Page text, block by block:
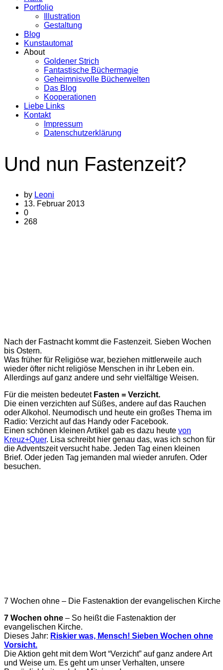
Portfolio
Illustration
Gestaltung
Blog
Kunstautomat
About
Goldener Strich
Fantastische Büchermagie
Geheimnisvolle Bücherwelten
Das Blog
Kooperationen
Liebe Links
Kontakt
Impressum
Datenschutzerklärung
Und nun Fastenzeit?
by Leoni
13. Februar 2013
0
268
Nach der Fastnacht kommt die Fastenzeit. Sieben Wochen
bis Ostern.
Was früher für Religiöse war, beziehen mittlerweile auch
wieder öfter nicht religiöse Menschen in ihr Leben ein.
Allerdings auf ganz andere und sehr vielfältige Weisen.
Für die meisten bedeutet Fasten = Verzicht.
Die einen verzichten auf Süßes, andere auf das Rauchen
oder Alkohol. Neumodisch und heute ein großes Thema im
Radio: Verzicht auf das Handy oder Facebook.
Einen schönen kleinen Artikel gab es dazu heute von
Kreuz+Quer. Lisa schreibt hier genau das, was ich schon für
die Adventszeit versucht habe. Jeden Tag einen kleinen
Brief. Oder jeden Tag jemanden mal wieder anrufen. Oder
besuchen.
7 Wochen ohne – Die Fastenaktion der evangelischen Kirche
7 Wochen ohne – So heißt die Fastenaktion der
evangelischen Kirche.
Dieses Jahr: Riskier was, Mensch! Sieben Wochen ohne
Vorsicht.
Die Aktion geht mit dem Wort “Verzicht” auf ganz andere Art
und Weise um. Es geht um unser Verhalten, unsere